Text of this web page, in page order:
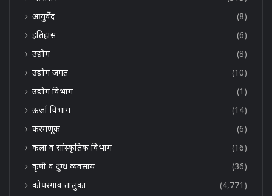
आयुर्वेद
(8)
इतिहास
(6)
उद्योग
(8)
उद्योग जगत
(10)
उद्योग विभाग
(1)
ऊर्जा विभाग
(14)
करमणूक
(6)
कला व सांस्कृतिक विभाग
(16)
कृषी व दुग्ध व्यवसाय
(36)
कोपरगाव तालुका
(4,771)